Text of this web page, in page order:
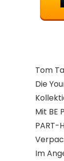
Tom
Die
Mit BE
PART-